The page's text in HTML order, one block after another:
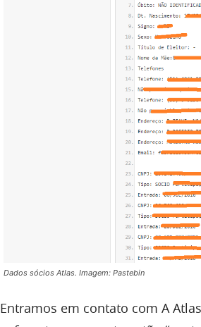
Dados sócios Atlas. Imagem: Pastebin
Entramos em contato com A